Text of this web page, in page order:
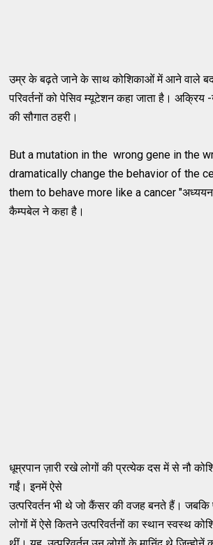
उम्र के बढ़ते जाने के साथ कोशिकाओं में आने वाले
परिवर्तनों को पेसिव म्यूटेशन कहा जाता है। अक्रिय -
की सौगात ठहरी।
But a mutation in the wrong gene in the
dramatically change the behavior of the
them to behave more like a cancer "अध्ययन
कैम्पबेल ने कहा है।
धूम्रपान ज़ारी रखे लोगों की प्रत्येक दस में से नौ
गईं। इनमें ऐसे
उत्परिवर्तन भी थे जो कैंसर की वजह बनते हैं। जबकि
लोगों में ऐसे कितने उत्परिवर्तनों का स्थान स्वस्थ